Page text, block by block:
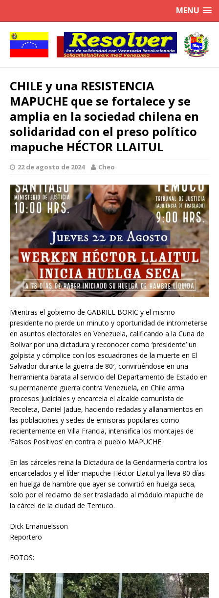
MENU
CHILE y una RESISTENCIA
MAPUCHE que se fortalece y se
amplia en la sociedad chilena en
solidaridad con el preso político
mapuche HÉCTOR LLAITUL
22 de agosto de 2024 Cheo
Mientras el gobierno de GABRIEL BORIC y el mismo
presidente no pierde un minuto y oportunidad de intrometerse
en asuntos electorales en Venezuela, calificando a la Cuna de
Bolívar por una dictadura y reconocer como ‘presidente’ un
golpista y cómplice con los escuadrones de la muerte en El
Salvador durante la guerra de 80′, convirtiéndose en una
herramienta barata al servicio del Departamento de Estado en
su permanente guerra contra Venezuela, en Chile arma
procesos judiciales y encarcela el alcalde comunista de
Recoleta, Daniel Jadue, haciendo redadas y allanamientos en
las poblaciones y sedes de emisoras populares como
recientemente en Villa Francia, intensifica los montajes de
‘Falsos Positivos’ en contra el pueblo MAPUCHE.
En las cárceles reina la Dictadura de la Gendarmería contra los
encarcelados y el líder mapuche Héctor Llaitul ya lleva 80 días
en huelga de hambre que ayer se convirtió en huelga seca,
solo por el reclamo de ser trasladado al módulo mapuche de
la cárcel de la ciudad de Temuco.
Dick Emanuelsson
Reportero
FOTOS: